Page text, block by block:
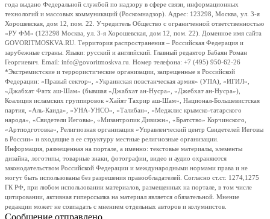
года выдано Федеральной службой по надзору в сфере связи, информационных
технологий и массовых коммуникаций (Роскомнадзор). Адрес: 123298, Москва, ул. 3-я
Хорошевская, дом 12, пом. 22. Учредитель Общество с ограниченной ответственностью
«РУ ФМ» (123298 Москва, ул. 3-я Хорошевская, дом 12, пом. 22). Доменное имя сайта
GOVORITMOSKVA.RU. Территория распространения – Российская Федерация и
зарубежные страны. Языки: русский и английский. Главный редактор Бабаян Роман
Георгиевич. Email: info@govoritmoskva.ru. Номер телефона: +7 (495) 950-62-26
*Экстремистские и террористические организации, запрещенные в Российской
Федерации: «Правый сектор», «Украинская повстанческая армия» (УПА), «ИГИЛ»,
«Джабхат Фатх аш-Шам» (бывшая «Джабхат ан-Нусра», «Джебхат ан-Нусра»),
Коалиция исламских группировок «Хайят Тахрир аш-Шам», Национал-Большевистская
партия, «Аль-Каида», «УНА-УНСО», «Талибан», «Меджлис крымско-татарского
народа», «Свидетели Иеговы», «Мизантропик Дивижн», «Братство» Корчинского,
«Артподготовка», Религиозная организация «Управленческий центр Свидетелей Иеговы
в России» и входящие в ее структуру местные религиозные организации.
Информация, размещенная на портале, а именно: текстовые материалы, элементы
дизайна, логотипы, товарные знаки, фотографии, видео и аудио охраняются
законодательством Российской Федерации и международными нормами права и не
могут быть использованы без разрешения правообладателей. Согласно ст.ст. 1274,1275
ГК РФ, при любом использовании материалов, размещенных на портале, в том числе
цитировании, активная гиперссылка на материал является обязательной. Мнение
редакции может не совпадать с мнением отдельных авторов и колумнистов.
Сообщение отправлено